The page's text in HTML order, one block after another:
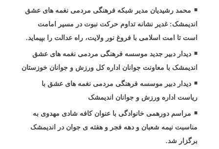
محمد رشیدیان مدیر شبکه فرهنگی مردمی نغمه های عشق
اندیمشک: غدیر نشانه تداوم حرکت نبوت در مسیر امامت
است تا امت اسلامی با فروغ نور ولایت، راه عدالت را بپیماید.
دیدار دبیر جدید موسسه فرهنگی مردمی نغمه های عشق
اندیمشک با معاونت جوانان اداره کل ورزش و جوانان خوزستان
دیدار دبیر موسسه فرهنگی مردمی نغمه های عشق با
ریاست اداره ورزش و جوانان اندیمشک
مراسم دورهمی خانوادگی با عنوان کافه شادی مهدوی به
مناسبت نیمه شعبان و دهه فجر و هفته ی جوان در اندیمشک
برگزار شد.